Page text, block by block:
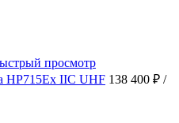
просмотр
HP715Ex IIC UHF 138 400 ₽ /